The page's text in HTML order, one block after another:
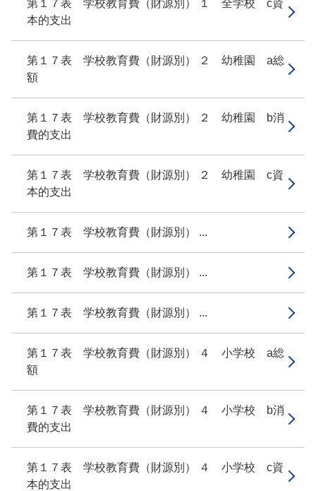
第１７表 学校教育費（財源別） １ 全学校 c資
本的支出
第１７表 学校教育費（財源別） ２ 幼稚園 a総
額
第１７表 学校教育費（財源別） ２ 幼稚園 b消
費的支出
第１７表 学校教育費（財源別） ２ 幼稚園 c資
本的支出
第１７表 学校教育費（財源別） ...
第１７表 学校教育費（財源別） ...
第１７表 学校教育費（財源別） ...
第１７表 学校教育費（財源別） ４ 小学校 a総
額
第１７表 学校教育費（財源別） ４ 小学校 b消
費的支出
第１７表 学校教育費（財源別） ４ 小学校 c資
本的支出